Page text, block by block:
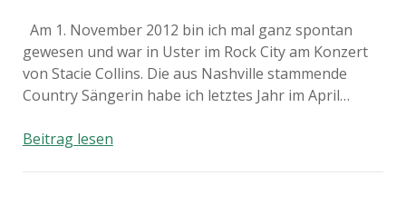
Am 1. November 2012 bin ich mal ganz spontan
gewesen und war in Uster im Rock City am Konzert
von Stacie Collins. Die aus Nashville stammende
Country Sängerin habe ich letztes Jahr im April…
Beitrag lesenSpontankonzertbesuch!